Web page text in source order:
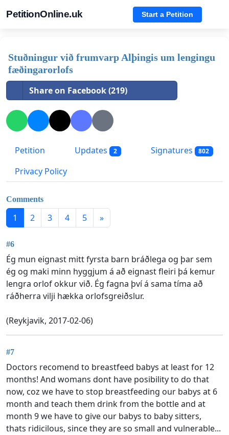
PetitionOnline.uk Start a Petition
Stuðningur við frumvarp Alþingis um lengingu
fæðingarorlofs
Share on Facebook (219)
Petition Updates 2 Signatures 802
Privacy Policy
Comments
1 2 3 4 5 »
#6
Ég mun eignast mitt fyrsta barn bráðlega og þar sem
ég og maki minn hyggjum á að eignast fleiri þá kemur
lengra orlof okkur við. Ég fagna því á sama tíma að
ráðherra vilji hækka orlofsgreiðslur.
(Reykjavik, 2017-02-06)
#7
Doctors recomend to breastfeed babys at least for 12
months! And womans dont have posibility to do that
now, coz we have to stop breastfeeding our babys at 6
month and teach them drink from the bottle and at
month 9 we have to give our babys to baby sitters,
thats ridicilous, since they are so small and vulnerable...